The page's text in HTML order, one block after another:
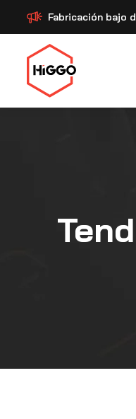
Fabricación bajo